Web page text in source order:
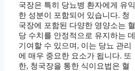
국장은 특히 당뇨병 환자에게 유익
한 성분이 포함되어 있습니다. 청
국장에 포함된 다양한 영양소는 혈
당 수치를 안정적으로 유지하는 데
기여할 수 있으며, 이는 당뇨 관리
에 매우 중요한 요소가 됩니다. 또
한, 청국장을 통한 식이요법은 혈